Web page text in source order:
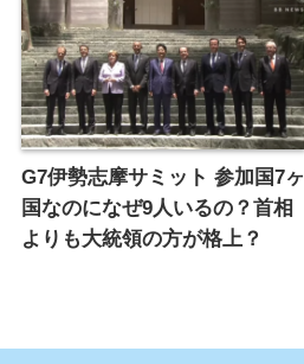
G7伊勢志摩サミット 参加国7ヶ
国なのになぜ9人いるの？首相
よりも大統領の方が格上？